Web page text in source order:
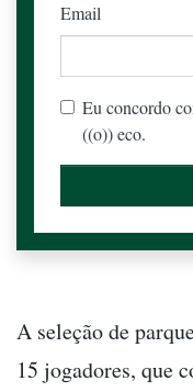
Email
Eu concordo
((o)) eco.
A seleção de
15 jogadores, que